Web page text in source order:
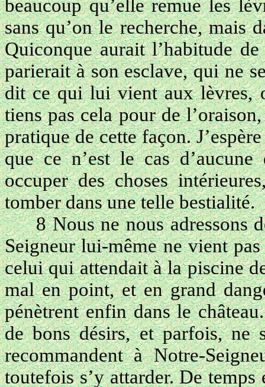
beaucoup qu’elle remue les
sans qu’on le recherche, mais
Quiconque aurait l’habitude
parierait à son esclave, qui ne
dit ce qui lui vient aux lèvres,
tiens pas cela pour de
pratique de cette façon.
que ce n’est le cas
occuper des choses
tomber dans une telle bestialité.
8 Nous ne nous adressons
Seigneur lui-même ne vient
celui qui attendait à la piscine
mal en point, et en grand
pénètrent enfin dans le
de bons désirs, et parfois, ne
recommandent à Notre-
toutefois s’y attarder. De